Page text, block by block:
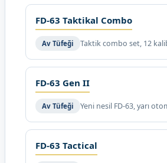
FD-63 Taktikal Combo
Av Tüfeği Taktik combo set, 12
FD-63 Gen II
Av Tüfeği Yeni nesil FD-63, yarı
FD-63 Tactical